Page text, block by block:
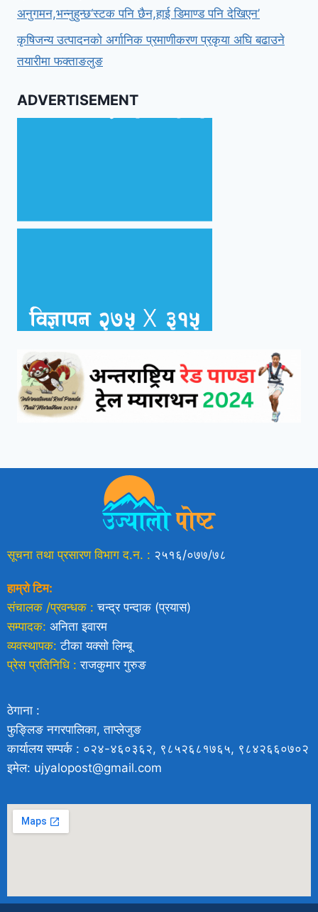
अनुगमन,भन्नुहुन्छ‘स्टक पनि छैन,हाई डिमाण्ड पनि देखिएन’
कृषिजन्य उत्पादनको अर्गानिक प्रमाणीकरण प्रकृया अघि बढाउने
तयारीमा फक्ताङलुङ
ADVERTISEMENT
सूचना तथा प्रसारण विभाग द.न. : २५१६/०७७/७८
हाम्रो टिम:
संचालक /प्रवन्धक : चन्द्र पन्दाक (प्रयास)
सम्पादक: अनिता इवारम
व्यवस्थापक: टीका यक्साे लिम्बू
प्रेस प्रतिनिधि : राजकुमार गुरुङ
ठेगाना :
फुङ्लिङ नगरपालिका, ताप्लेजुङ
कार्यालय सम्पर्क : ०२४-४६०३६२, ९८५२६८१७६५, ९८४२६६०७०२
इमेल: ujyalopost@gmail.com